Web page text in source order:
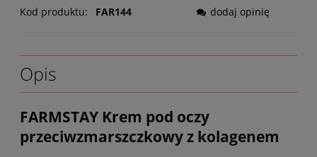
Kod produktu:
FAR144
dodaj opinię
Opis
FARMSTAY Krem pod oczy
przeciwzmarszczkowy z kolagenem